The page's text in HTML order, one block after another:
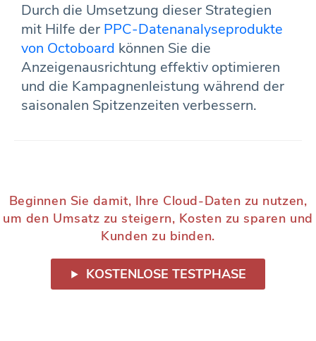
Durch die Umsetzung dieser Strategien
mit Hilfe der PPC-Datenanalyseprodukte
von Octoboard können Sie die
Anzeigenausrichtung effektiv optimieren
und die Kampagnenleistung während der
saisonalen Spitzenzeiten verbessern.
Beginnen Sie damit, Ihre Cloud-Daten zu nutzen,
um den Umsatz zu steigern, Kosten zu sparen und
Kunden zu binden.
KOSTENLOSE TESTPHASE